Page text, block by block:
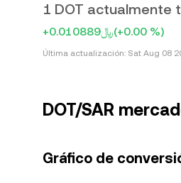
+﷼0.010889(+0.00 %)
Última actualización: Sat Aug 08
DOT/SAR
Gráfico de